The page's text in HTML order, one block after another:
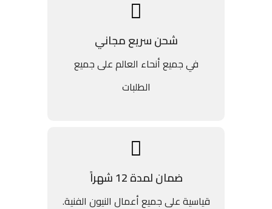
شحن سريع مجاني
في جميع أنحاء العالم على جميع
الطلبات
ضمان لمدة 12 شهراً
قياسية على جميع أعمال النيون الفنية.